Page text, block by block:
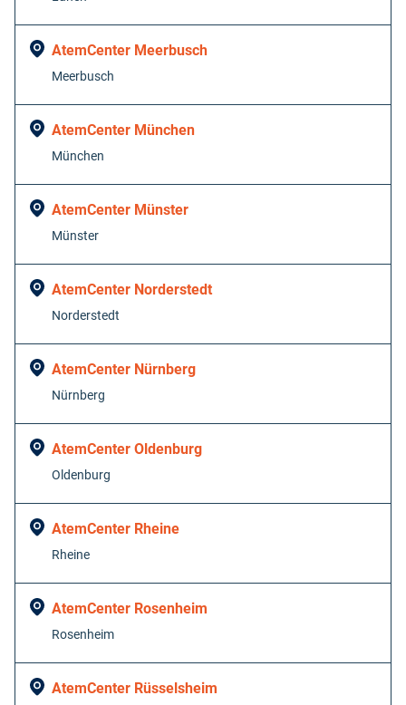
AtemCenter Meerbusch
Meerbusch
AtemCenter München
München
AtemCenter Münster
Münster
AtemCenter Norderstedt
Norderstedt
AtemCenter Nürnberg
Nürnberg
AtemCenter Oldenburg
Oldenburg
AtemCenter Rheine
Rheine
AtemCenter Rosenheim
Rosenheim
AtemCenter Rüsselsheim